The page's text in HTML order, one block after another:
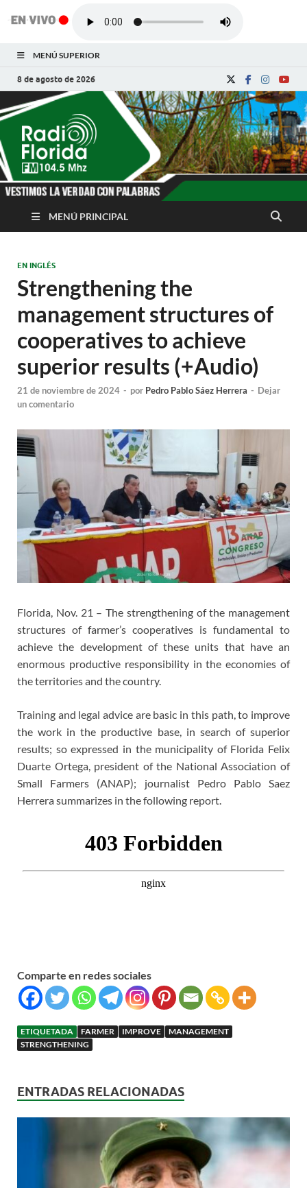
MENÚ SUPERIOR
8 de agosto de 2026
Radio Florida de
Cuba
Noticias y Actualidades de Florida, Camagüey,
MENÚ PRINCIPAL
EN INGLÉS
Strengthening the
management structures of
cooperatives to achieve
superior results (+Audio)
21 de noviembre de 2024 - por Pedro Pablo Sáez Herrera - Dejar
un comentario
Florida, Nov. 21 – The strengthening of the management
structures of farmer’s cooperatives is fundamental to
achieve the development of these units that have an
enormous productive responsibility in the economies of
the territories and the country.
Training and legal advice are basic in this path, to improve
the work in the productive base, in search of superior
results; so expressed in the municipality of Florida Felix
Duarte Ortega, president of the National Association of
Small Farmers (ANAP); journalist Pedro Pablo Saez
Herrera summarizes in the following report.
Comparte en redes sociales
ETIQUETADA FARMER IMPROVE
MANAGEMENT
STRENGTHENING
ENTRADAS RELACIONADAS